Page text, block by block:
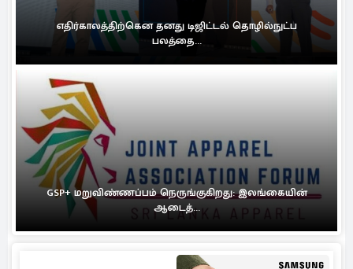
எதிர்காலத்திற்கென தனது டிஜிட்டல் தொழில்நுட்ப
பலத்தை...
GSP+ மறுவிண்ணப்பம் நெருங்குகிறது: இலங்கையின்
ஆடைத்...